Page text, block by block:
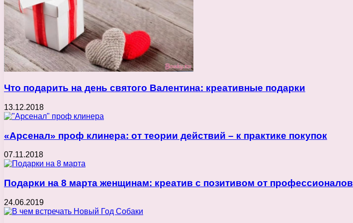
Что подарить на день святого Валентина: креативные подарки
13.12.2018
«Арсенал» проф клинера: от теории действий – к практике покупок
07.11.2018
Подарки на 8 марта женщинам: креатив с позитивом от профессионалов
24.06.2019